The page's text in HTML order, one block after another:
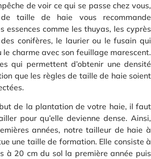
de voir ce qui se passe chez vous,
taille de haie vous recommande
essences comme les thuyas, les cyprès
conifères, le laurier ou le fusain qui
le charme avec son feuillage marescent.
qui permettent d’obtenir une densité
que les règles de taille de haie soient
de la plantation de votre haie, il faut
pour qu’elle devienne dense. Ainsi,
années, notre tailleur de haie à
une taille de formation. Elle consiste à
à 20 cm du sol la première année puis